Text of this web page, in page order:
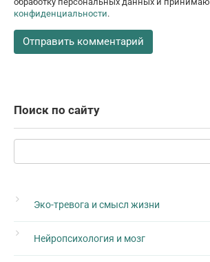
конфиденциальности.
Поиск по сайту
Поиск:
Эко-тревога и смысл жизни
Нейропсихология и мозг